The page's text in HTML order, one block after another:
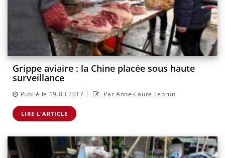
Grippe aviaire : la Chine placée sous haute
surveillance
Publié le 19.03.2017 | Par Anne-Laure Lebrun
LIRE L'ARTICLE